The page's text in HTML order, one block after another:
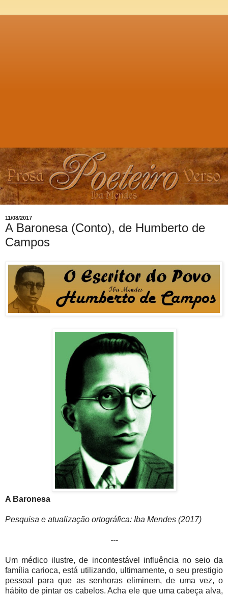
11/08/2017
A Baronesa (Conto), de Humberto de
Campos
A Baronesa
Pesquisa e atualização ortográfica: Iba Mendes (2017)
---
Um médico ilustre, de incontestável influência no seio da
família carioca, está utilizando, ultimamente, o seu prestigio
pessoal para que as senhoras eliminem, de uma vez, o
hábito de pintar os cabelos. Acha ele que uma cabeça alva,